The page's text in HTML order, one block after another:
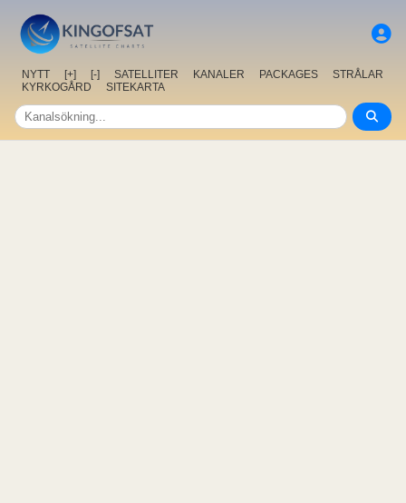
NYTT [+] [-] SATELLITER KANALER PACKAGES
STRÅLAR
KYRKOGÅRD
SITEKARTA